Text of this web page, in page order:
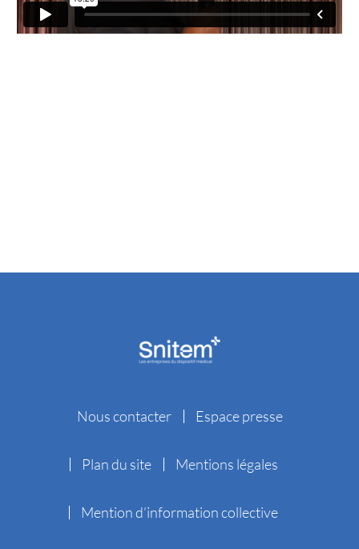
Nous contacter Espace presse
Plan du site Mentions légales
Mention d’information collective